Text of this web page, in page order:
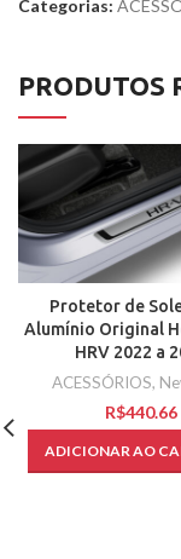
Categorias:
PRODUTOS
Protetor de
Alumínio Original
HRV 2022 a
ACESSÓRIOS,
R$
ADICIONAR AO